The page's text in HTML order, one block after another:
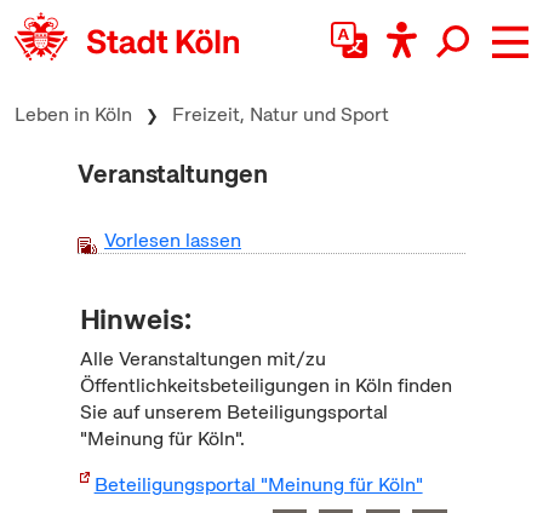
zum Inhalt springen
Leben in Köln Freizeit, Natur und Sport
Veranstaltungen
Vorlesen lassen
Hinweis:
Alle Veranstaltungen mit/zu
Öffentlichkeitsbeteiligungen in Köln finden
Sie auf unserem Beteiligungsportal
"Meinung für Köln".
Beteiligungsportal "Meinung für Köln"